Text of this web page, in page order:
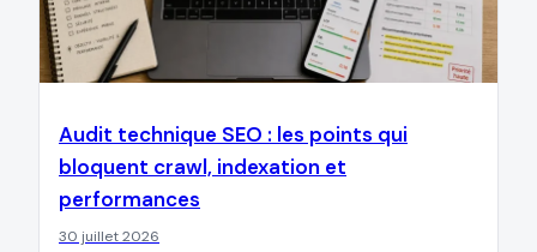
Audit technique SEO : les points qui
bloquent crawl, indexation et
performances
30 juillet 2026